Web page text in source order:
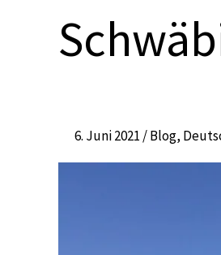
6. Juni 2021 /Blog,
Bad
Urach
auf
der